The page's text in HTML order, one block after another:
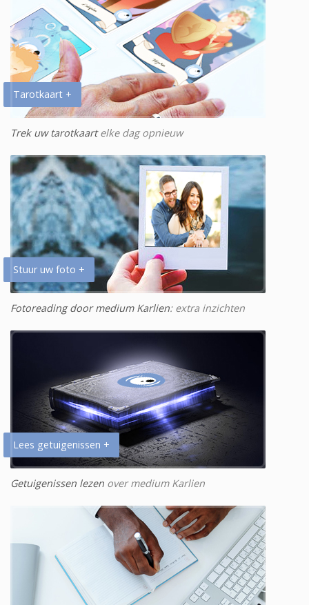
Tarotkaart +
Trek uw tarotkaartelke dag opnieuw
Stuur uw foto +
Fotoreading door medium Karlien: extra inzichten
Lees getuigenissen +
Getuigenissen lezen over medium Karlien